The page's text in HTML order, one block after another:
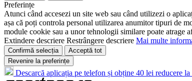
Preferințe
Atunci când accesezi un site web sau când utilizezi o
așa că poți controla personal utilizarea anumitor tipuri de
module cookie sau a unor tehnologii similare poate atrage
Extindere descriere Restrângere descriere Mai multe
Confirmă selecția
Acceptă tot
Revenire la preferințe
Descarcă aplicația pe telefon și obține 40 lei reducere